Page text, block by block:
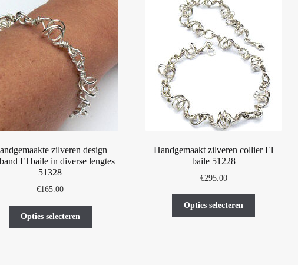
zilveren design
El baile in diverse lengtes
51328
€165.00
Opties selecteren
Handgemaakt zilveren collier El
baile 51228
€295.00
Opties selecteren